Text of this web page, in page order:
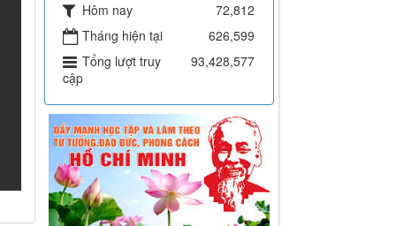
Hôm nay
72,812
Tháng hiện tại
626,599
Tổng lượt truy
cập
93,428,577